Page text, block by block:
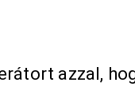
azzal,